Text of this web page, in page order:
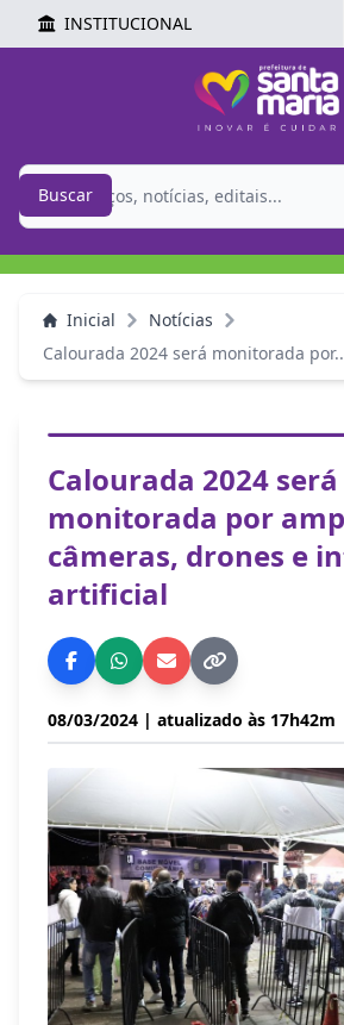
INSTITUCIONAL
Buscar
Inicial
Notícias
Calourada 2024 será monitorada
Calourada 2024 será
monitorada por
câmeras, drones e
artificial
08/03/2024 | atualizado às 17h42m